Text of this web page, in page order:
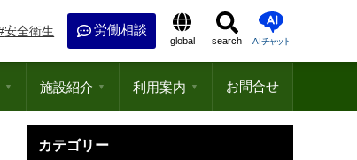
安全衛生 労働相談
global search AIチャット
▼ 施設紹介 ▼ 利用案内 ▼ お問合せ
カテゴリー